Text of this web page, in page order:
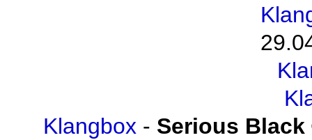
Klangbox - Serious Black